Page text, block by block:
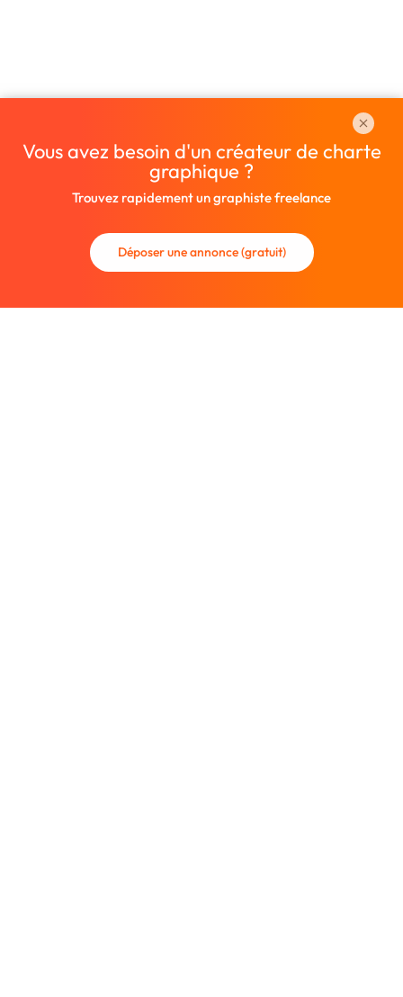
Vous avez besoin d'un créateur de charte
graphique ?
Trouvez rapidement un graphiste freelance
Déposer une annonce (gratuit)